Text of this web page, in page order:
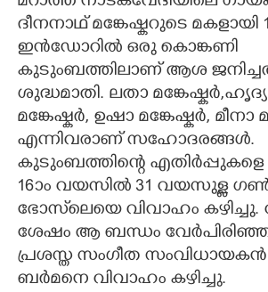
ദീനനാഥ് മങ്കേഷ്കറുടെ മകളായി
ഇൻഡോറിൽ ഒരു കൊങ്കണി
കുടുംബത്തിലാണ് ആശ
ശുദ്ധമാതി. ലതാ
മങ്കേഷ്കർ, ഉഷാ മങ്കേഷ്കർ, മീനാ
എന്നിവരാണ്‌ സഹോദരങ്ങൾ.
കുടുംബത്തിന്റെ
16ാം വയസിൽ 31 വയസുള്ള
ഭോസ്‌ലെയെ വിവാഹം
ശേഷം ആ ബന്ധം
പ്രശസ്ത സംഗീത
ബർമനെ വിവാഹം കഴിച്ചു.